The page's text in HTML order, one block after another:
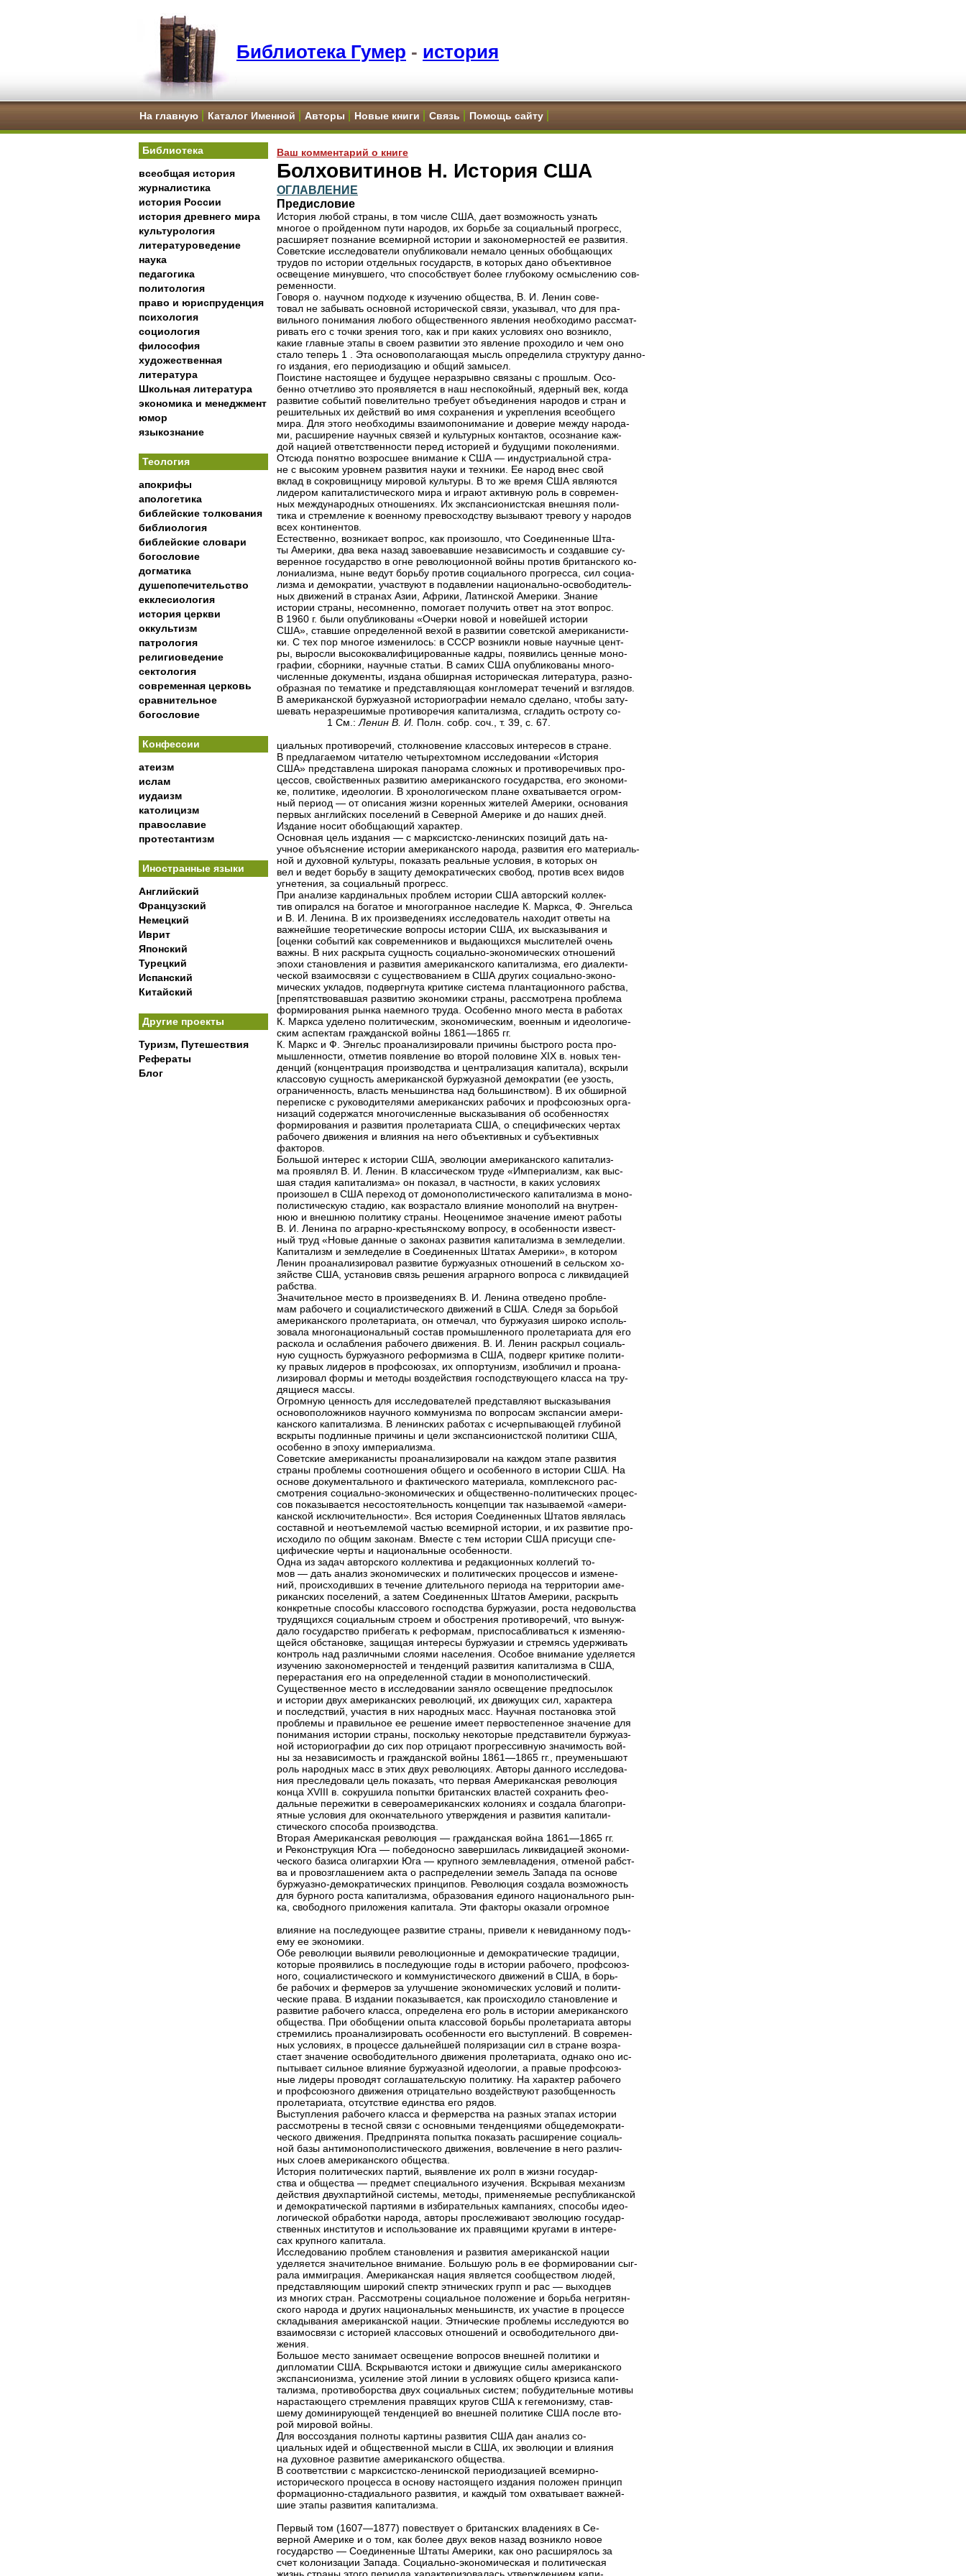
Библиотека Гумер - история
На главную Каталог Именной Авторы Новые книги Связь Помощь сайту
Библиотека
всеобщая история
журналистика
история России
история древнего мира
культурология
литературоведение
наука
педагогика
политология
право и юриспруденция
психология
социология
философия
художественная
литература
Школьная литература
экономика и менеджмент
юмор
языкознание
Теология
апокрифы
апологетика
библейские толкования
библиология
библейские словари
богословие
догматика
душепопечительство
екклесиология
история церкви
оккультизм
патрология
религиоведение
сектология
современная церковь
сравнительное
богословие
Конфессии
атеизм
ислам
иудаизм
католицизм
православие
протестантизм
Иностранные языки
Английский
Французский
Немецкий
Иврит
Японский
Турецкий
Испанский
Китайский
Другие проекты
Туризм, Путешествия
Рефераты
Блог
Ваш комментарий о книге
Болховитинов Н. История США
ОГЛАВЛЕНИЕ
Предисловие
История любой страны, в том числе США, дает возможность узнать
многое о пройденном пути народов, их борьбе за социальный прогресс,
расширяет познание всемирной истории и закономерностей ее развития.
Советские исследователи опубликовали немало ценных обобщающих
трудов по истории отдельных государств, в которых дано объективное
освещение минувшего, что способствует более глубокому осмыслению сов-
ременности.
Говоря о. научном подходе к изучению общества, В. И. Ленин сове-
товал не забывать основной исторической связи, указывал, что для пра-
вильного понимания любого общественного явления необходимо рассмат-
ривать его с точки зрения того, как и при каких условиях оно возникло,
какие главные этапы в своем развитии это явление проходило и чем оно
стало теперь 1 . Эта основополагающая мысль определила структуру данно-
го издания, его периодизацию и общий замысел.
Поистине настоящее и будущее неразрывно связаны с прошлым. Осо-
бенно отчетливо это проявляется в наш неспокойный, ядерный век, когда
развитие событий повелительно требует объединения народов и стран и
решительных их действий во имя сохранения и укрепления всеобщего
мира. Для этого необходимы взаимопонимание и доверие между народа-
ми, расширение научных связей и культурных контактов, осознание каж-
дой нацией ответственности перед историей и будущими поколениями.
Отсюда понятно возросшее внимание к США — индустриальной стра-
не с высоким уровнем развития науки и техники. Ее народ внес свой
вклад в сокровищницу мировой культуры. В то же время США являются
лидером капиталистического мира и играют активную роль в современ-
ных международных отношениях. Их экспансионистская внешняя поли-
тика и стремление к военному превосходству вызывают тревогу у народов
всех континентов.
Естественно, возникает вопрос, как произошло, что Соединенные Шта-
ты Америки, два века назад завоевавшие независимость и создавшие су-
веренное государство в огне революционной войны против британского ко-
лониализма, ныне ведут борьбу против социального прогресса, сил социа-
лизма и демократии, участвуют в подавлении национально-освободитель-
ных движений в странах Азии, Африки, Латинской Америки. Знание
истории страны, несомненно, помогает получить ответ на этот вопрос.
В 1960 г. были опубликованы «Очерки новой и новейшей истории
США», ставшие определенной вехой в развитии советской американисти-
ки. С тех пор многое изменилось: в СССР возникли новые научные цент-
ры, выросли высококвалифицированные кадры, появились ценные моно-
графии, сборники, научные статьи. В самих США опубликованы много-
численные документы, издана обширная историческая литература, разно-
образная по тематике и представляющая конгломерат течений и взглядов.
В американской буржуазной историографии немало сделано, чтобы зату-
шевать неразрешимые противоречия капитализма, сгладить остроту со-
1 См.: Ленин В. И. Полн. собр. соч., т. 39, с. 67.
циальных противоречий, столкновение классовых интересов в стране.
В предлагаемом читателю четырехтомном исследовании «История
США» представлена широкая панорама сложных и противоречивых про-
цессов, свойственных развитию американского государства, его экономи-
ке, политике, идеологии. В хронологическом плане охватывается огром-
ный период — от описания жизни коренных жителей Америки, основания
первых английских поселений в Северной Америке и до наших дней.
Издание носит обобщающий характер.
Основная цель издания — с марксистско-ленинских позиций дать на-
учное объяснение истории американского народа, развития его материаль-
ной и духовной культуры, показать реальные условия, в которых он
вел и ведет борьбу в защиту демократических свобод, против всех видов
угнетения, за социальный прогресс.
При анализе кардинальных проблем истории США авторский коллек-
тив опирался на богатое и многогранное наследие К. Маркса, Ф. Энгельса
и В. И. Ленина. В их произведениях исследователь находит ответы на
важнейшие теоретические вопросы истории США, их высказывания и
[оценки событий как современников и выдающихся мыслителей очень
важны. В них раскрыта сущность социально-экономических отношений
эпохи становления и развития американского капитализма, его диалекти-
ческой взаимосвязи с существованием в США других социально-эконо-
мических укладов, подвергнута критике система плантационного рабства,
[препятствовавшая развитию экономики страны, рассмотрена проблема
формирования рынка наемного труда. Особенно много места в работах
К. Маркса уделено политическим, экономическим, военным и идеологиче-
ским аспектам гражданской войны 1861—1865 гг.
К. Маркс и Ф. Энгельс проанализировали причины быстрого роста про-
мышленности, отметив появление во второй половине XIX в. новых тен-
денций (концентрация производства и централизация капитала), вскрыли
классовую сущность американской буржуазной демократии (ее узость,
ограниченность, власть меньшинства над большинством). В их обширной
переписке с руководителями американских рабочих и профсоюзных орга-
низаций содержатся многочисленные высказывания об особенностях
формирования и развития пролетариата США, о специфических чертах
рабочего движения и влияния на него объективных и субъективных
факторов.
Большой интерес к истории США, эволюции американского капитализ-
ма проявлял В. И. Ленин. В классическом труде «Империализм, как выс-
шая стадия капитализма» он показал, в частности, в каких условиях
произошел в США переход от домонополистического капитализма в моно-
полистическую стадию, как возрастало влияние монополий на внутрен-
нюю и внешнюю политику страны. Неоценимое значение имеют работы
В. И. Ленина по аграрно-крестьянскому вопросу, в особенности извест-
ный труд «Новые данные о законах развития капитализма в земледелии.
Капитализм и земледелие в Соединенных Штатах Америки», в котором
Ленин проанализировал развитие буржуазных отношений в сельском хо-
зяйстве США, установив связь решения аграрного вопроса с ликвидацией
рабства.
Значительное место в произведениях В. И. Ленина отведено пробле-
мам рабочего и социалистического движений в США. Следя за борьбой
американского пролетариата, он отмечал, что буржуазия широко исполь-
зовала многонациональный состав промышленного пролетариата для его
раскола и ослабления рабочего движения. В. И. Ленин раскрыл социаль-
ную сущность буржуазного реформизма в США, подверг критике полити-
ку правых лидеров в профсоюзах, их оппортунизм, изобличил и проана-
лизировал формы и методы воздействия господствующего класса на тру-
дящиеся массы.
Огромную ценность для исследователей представляют высказывания
основоположников научного коммунизма по вопросам экспансии амери-
канского капитализма. В ленинских работах с исчерпывающей глубиной
вскрыты подлинные причины и цели экспансионистской политики США,
особенно в эпоху империализма.
Советские американисты проанализировали на каждом этапе развития
страны проблемы соотношения общего и особенного в истории США. На
основе документального и фактического материала, комплексного рас-
смотрения социально-экономических и общественно-политических процес-
сов показывается несостоятельность концепции так называемой «амери-
канской исключительности». Вся история Соединенных Штатов являлась
составной и неотъемлемой частью всемирной истории, и их развитие про-
исходило по общим законам. Вместе с тем истории США присущи спе-
цифические черты и национальные особенности.
Одна из задач авторского коллектива и редакционных коллегий то-
мов — дать анализ экономических и политических процессов и измене-
ний, происходивших в течение длительного периода на территории аме-
риканских поселений, а затем Соединенных Штатов Америки, раскрыть
конкретные способы классового господства буржуазии, роста недовольства
трудящихся социальным строем и обострения противоречий, что вынуж-
дало государство прибегать к реформам, приспосабливаться к изменяю-
щейся обстановке, защищая интересы буржуазии и стремясь удерживать
контроль над различными слоями населения. Особое внимание уделяется
изучению закономерностей и тенденций развития капитализма в США,
перерастания его на определенной стадии в монополистический.
Существенное место в исследовании заняло освещение предпосылок
и истории двух американских революций, их движущих сил, характера
и последствий, участия в них народных масс. Научная постановка этой
проблемы и правильное ее решение имеет первостепенное значение для
понимания истории страны, поскольку некоторые представители буржуаз-
ной историографии до сих пор отрицают прогрессивную значимость вой-
ны за независимость и гражданской войны 1861—1865 гг., преуменьшают
роль народных масс в этих двух революциях. Авторы данного исследова-
ния преследовали цель показать, что первая Американская революция
конца XVIII в. сокрушила попытки британских властей сохранить фео-
дальные пережитки в североамериканских колониях и создала благопри-
ятные условия для окончательного утверждения и развития капитали-
стического способа производства.
Вторая Американская революция — гражданская война 1861—1865 гг.
и Реконструкция Юга — победоносно завершилась ликвидацией экономи-
ческого базиса олигархии Юга — крупного землевладения, отменой рабст-
ва и провозглашением акта о распределении земель Запада па основе
буржуазно-демократических принципов. Революция создала возможность
для бурного роста капитализма, образования единого национального рын-
ка, свободного приложения капитала. Эти факторы оказали огромное
влияние на последующее развитие страны, привели к невиданному подъ-
ему ее экономики.
Обе революции выявили революционные и демократические традиции,
которые проявились в последующие годы в истории рабочего, профсоюз-
ного, социалистического и коммунистического движений в США, в борь-
бе рабочих и фермеров за улучшение экономических условий и полити-
ческие права. В издании показывается, как происходило становление и
развитие рабочего класса, определена его роль в истории американского
общества. При обобщении опыта классовой борьбы пролетариата авторы
стремились проанализировать особенности его выступлений. В современ-
ных условиях, в процессе дальнейшей поляризации сил в стране возра-
стает значение освободительного движения пролетариата, однако оно ис-
пытывает сильное влияние буржуазной идеологии, а правые профсоюз-
ные лидеры проводят соглашательскую политику. На характер рабочего
и профсоюзного движения отрицательно воздействуют разобщенность
пролетариата, отсутствие единства его рядов.
Выступления рабочего класса и фермерства на разных этапах истории
рассмотрены в тесной связи с основными тенденциями общедемократи-
ческого движения. Предпринята попытка показать расширение социаль-
ной базы антимонополистического движения, вовлечение в него различ-
ных слоев американского общества.
История политических партий, выявление их ролп в жизни государ-
ства и общества — предмет специального изучения. Вскрывая механизм
действия двухпартийной системы, методы, применяемые республиканской
и демократической партиями в избирательных кампаниях, способы идео-
логической обработки народа, авторы прослеживают эволюцию государ-
ственных институтов и использование их правящими кругами в интере-
сах крупного капитала.
Исследованию проблем становления и развития американской нации
уделяется значительное внимание. Большую роль в ее формировании сыг-
рала иммиграция. Американская нация является сообществом людей,
представляющим широкий спектр этнических групп и рас — выходцев
из многих стран. Рассмотрены социальное положение и борьба негритян-
ского народа и других национальных меньшинств, их участие в процессе
складывания американской нации. Этнические проблемы исследуются во
взаимосвязи с историей классовых отношений и освободительного дви-
жения.
Большое место занимает освещение вопросов внешней политики и
дипломатии США. Вскрываются истоки и движущие силы американского
экспансионизма, усиление этой линии в условиях общего кризиса капи-
тализма, противоборства двух социальных систем; побудительные мотивы
нарастающего стремления правящих кругов США к гегемонизму, став-
шему доминирующей тенденцией во внешней политике США после вто-
рой мировой войны.
Для воссоздания полноты картины развития США дан анализ со-
циальных идей и общественной мысли в США, их эволюции и влияния
на духовное развитие американского общества.
В соответствии с марксистско-ленинской периодизацией всемирно-
исторического процесса в основу настоящего издания положен принцип
формационно-стадиального развития, и каждый том охватывает важней-
шие этапы развития капитализма.
Первый том (1607—1877) повествует о британских владениях в Се-
верной Америке и о том, как более двух веков назад возникло новое
государство — Соединенные Штаты Америки, как оно расширялось за
счет колонизации Запада. Социально-экономическая и политическая